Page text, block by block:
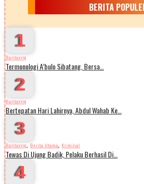
BERITA
1
Bantaeng
Termonologi A’bulo Sibatang, Bersa…
2
Bantaeng
Bertepatan Hari Lahirnya, Abdul Wahab Ke…
3
Bantaeng, Berita Utama Kriminal
Tewas Di Ujung Badik, Pelaku Berhasil Di…
4